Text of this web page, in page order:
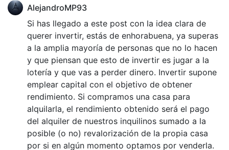
AlejandroMP93
Si has llegado a este post con la idea clara de
querer invertir, estás de enhorabuena, ya superas
a la amplia mayoría de personas que no lo hacen
y que piensan que esto de invertir es jugar a la
lotería y que vas a perder dinero. Invertir supone
emplear capital con el objetivo de obtener
rendimiento. Si compramos una casa para
alquilarla, el rendimiento obtenido será el pago
del alquiler de nuestros inquilinos sumado a la
posible (o no) revalorización de la propia casa
por si en algún momento optamos por venderla.